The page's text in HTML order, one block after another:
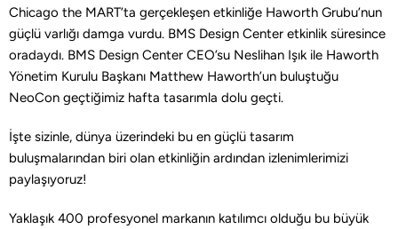
Chicago the MART’ta gerçekleşen etkinliğe Haworth Grubu’nun
güçlü varlığı damga vurdu. BMS Design Center etkinlik süresince
oradaydı. BMS Design Center CEO’su Neslihan Işık ile Haworth
Yönetim Kurulu Başkanı Matthew Haworth’un buluştuğu
NeoCon geçtiğimiz hafta tasarımla dolu geçti.
İşte sizinle, dünya üzerindeki bu en güçlü tasarım
buluşmalarından biri olan etkinliğin ardından izlenimlerimizi
paylaşıyoruz!
Yaklaşık 400 profesyonel markanın katılımcı olduğu bu büyük